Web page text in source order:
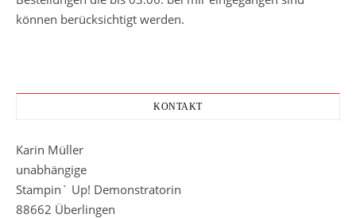
können berücksichtigt werden.
KONTAKT
Karin Müller
unabhängige
Stampin` Up! Demonstratorin
88662 Überlingen